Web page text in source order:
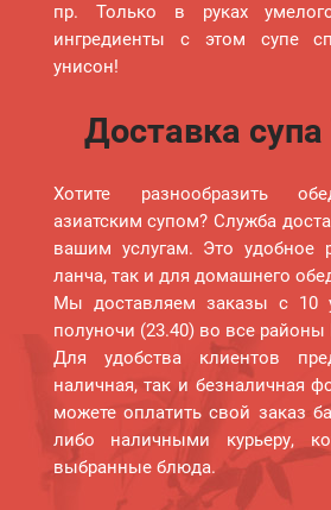
пр. Только в руках
ингредиенты с этом супе
унисон!
Доставка
Хотите разнообразить
азиатским супом? Служба
вашим услугам. Это удобное
ланча, так и для домашнего
Мы доставляем заказы с 10
полуночи (23.40) во все
Для удобства клиентов
наличная, так и безналичная
можете оплатить свой заказ
либо наличными курьеру,
выбранные блюда.